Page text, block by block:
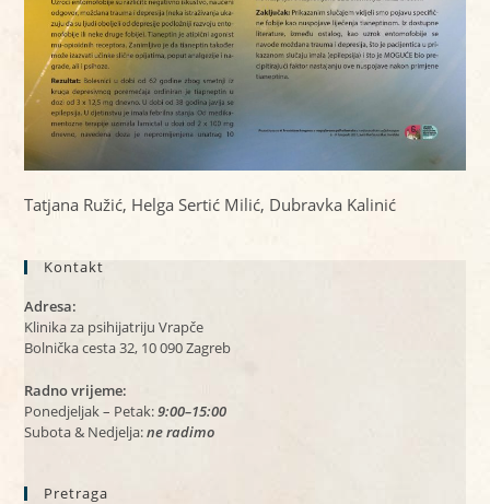
Tatjana Ružić, Helga Sertić Milić, Dubravka Kalinić
Kontakt
Adresa:
Klinika za psihijatriju Vrapče
Bolnička cesta 32, 10 090 Zagreb
Radno vrijeme:
Ponedjeljak – Petak:9:00–15:00
Subota & Nedjelja:ne radimo
Pretraga